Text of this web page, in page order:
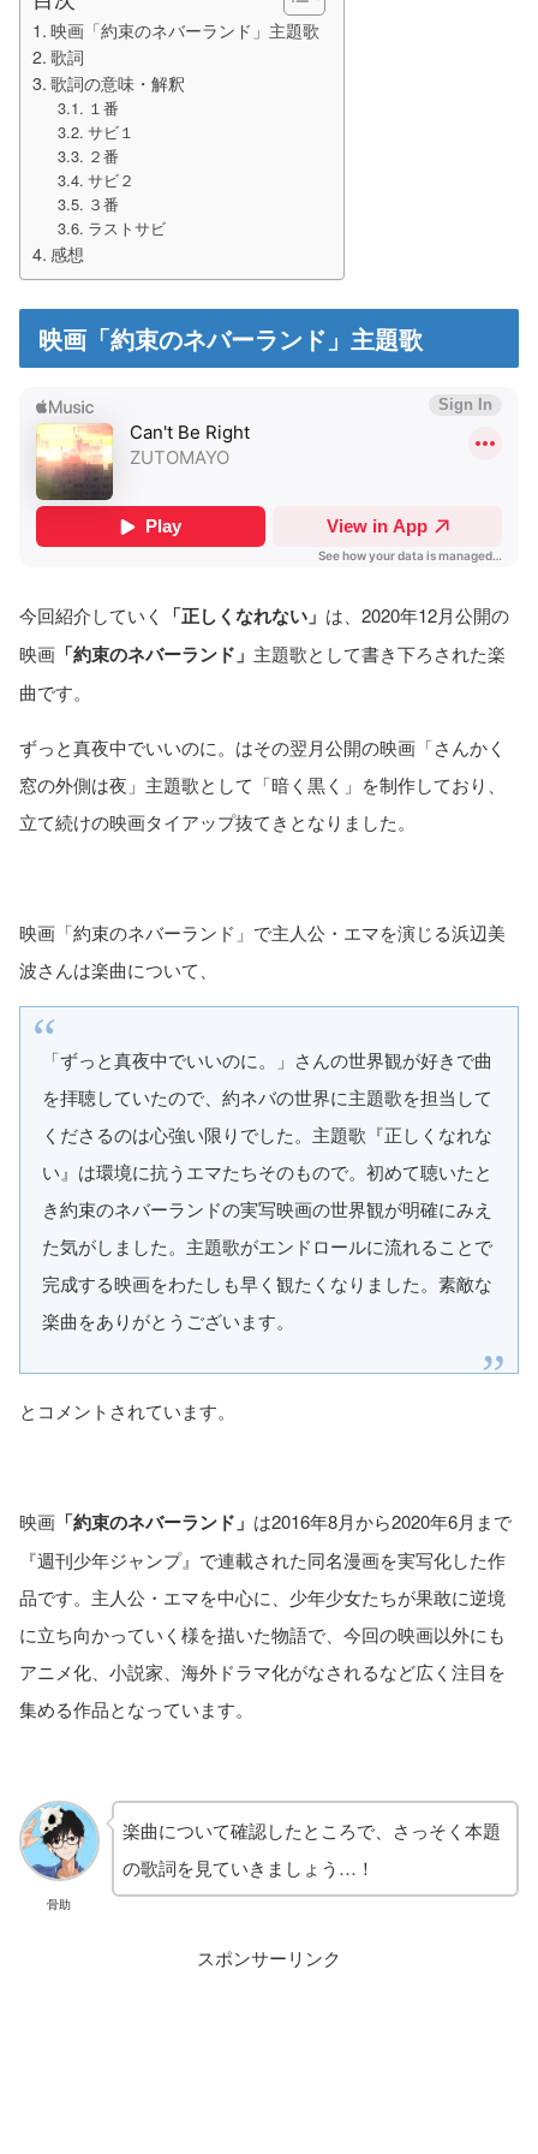
映画「約束のネバーランド」主題歌
歌詞
歌詞の意味・解釈
１番
サビ１
２番
サビ２
３番
ラストサビ
感想
映画「約束のネバーランド」主題歌
今回紹介していく 「正しくなれない」 は、2020年12月公開の
映画 「約束のネバーランド」 主題歌として書き下ろされた楽
曲です。
ずっと真夜中でいいのに。はその翌月公開の映画「さんかく
窓の外側は夜」主題歌として「暗く黒く」を制作しており、
立て続けの映画タイアップ抜てきとなりました。
映画「約束のネバーランド」で主人公・エマを演じる浜辺美
波さんは楽曲について、
「ずっと真夜中でいいのに。」さんの世界観が好きで曲
を拝聴していたので、約ネバの世界に主題歌を担当して
くださるのは心強い限りでした。主題歌『正しくなれな
い』は環境に抗うエマたちそのもので。初めて聴いたと
き約束のネバーランドの実写映画の世界観が明確にみえ
た気がしました。主題歌がエンドロールに流れることで
完成する映画をわたしも早く観たくなりました。素敵な
楽曲をありがとうございます。
とコメントされています。
映画 「約束のネバーランド」 は2016年8月から2020年6月まで
『週刊少年ジャンプ』で連載された同名漫画を実写化した作
品です。主人公・エマを中心に、少年少女たちが果敢に逆境
に立ち向かっていく様を描いた物語で、今回の映画以外にも
アニメ化、小説家、海外ドラマ化がなされるなど広く注目を
集める作品となっています。
骨助
楽曲について確認したところで、さっそく本題
の歌詞を見ていきましょう…！
スポンサーリンク